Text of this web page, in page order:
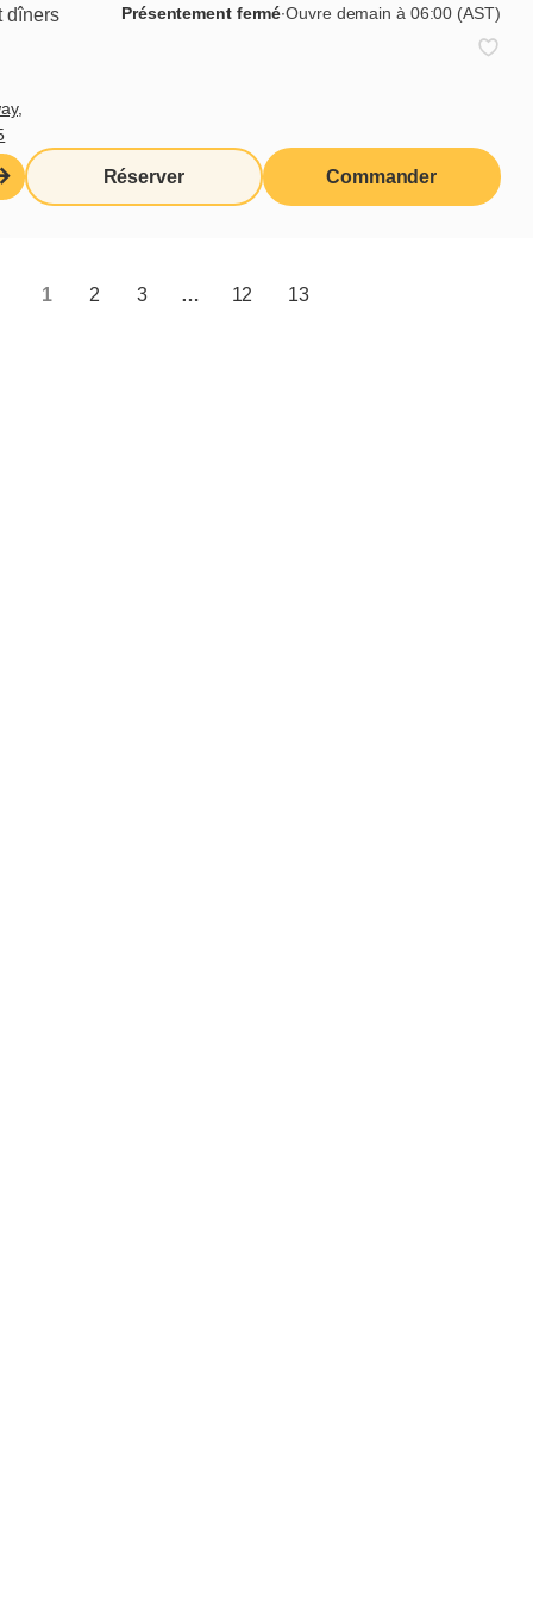
dîners Présentement fermé∙Ouvre demain à 06:00 (AST)
Réserver Commander
1 2 3 … 12 13
un visage magnifique, l’homme
autres chefs-d’œuvre des
cumulait toute la beauté et la